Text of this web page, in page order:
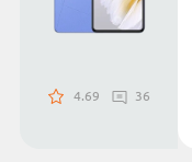
4.69 36